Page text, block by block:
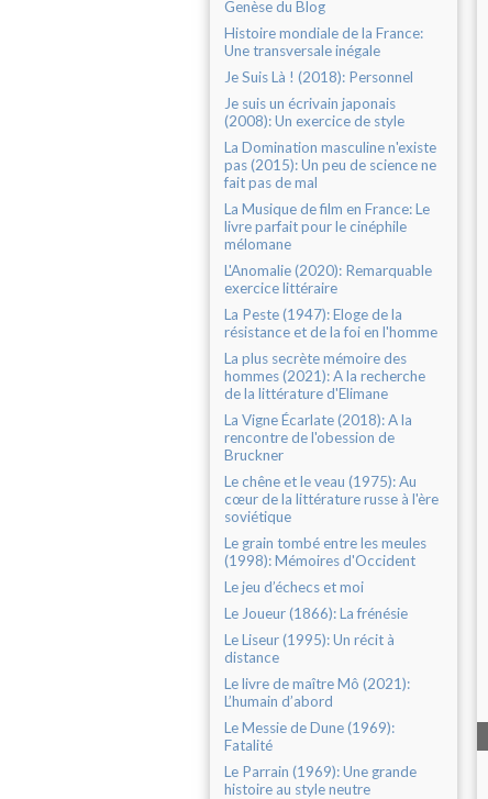
Genèse du Blog
Histoire mondiale de la France:
Une transversale inégale
Je Suis Là ! (2018): Personnel
Je suis un écrivain japonais
(2008): Un exercice de style
La Domination masculine n'existe
pas (2015): Un peu de science ne
fait pas de mal
La Musique de film en France: Le
livre parfait pour le cinéphile
mélomane
L'Anomalie (2020): Remarquable
exercice littéraire
La Peste (1947): Eloge de la
résistance et de la foi en l'homme
La plus secrète mémoire des
hommes (2021): A la recherche
de la littérature d'Elimane
La Vigne Écarlate (2018): A la
rencontre de l'obession de
Bruckner
Le chêne et le veau (1975): Au
cœur de la littérature russe à l'ère
soviétique
Le grain tombé entre les meules
(1998): Mémoires d'Occident
Le jeu d’échecs et moi
Le Joueur (1866): La frénésie
Le Liseur (1995): Un récit à
distance
Le livre de maître Mô (2021):
L’humain d’abord
Le Messie de Dune (1969):
Fatalité
Le Parrain (1969): Une grande
histoire au style neutre